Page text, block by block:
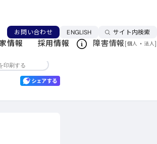
お問い合わせ ENGLISH言語を切り替える
サイト内検索
情報 採用情報 障害情報[個人 ・ 法人]
印刷する